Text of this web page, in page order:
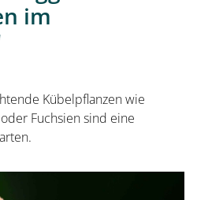
im
Kübelpflanzen wie
Fuchsien sind eine